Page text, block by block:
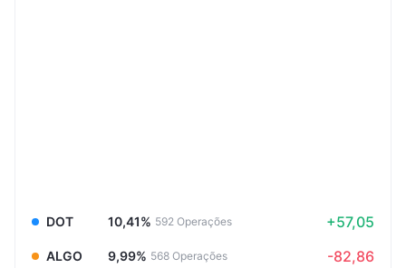
DOT 10,41% 592 Operações +57,05
ALGO 9,99% 568 Operações -82,86